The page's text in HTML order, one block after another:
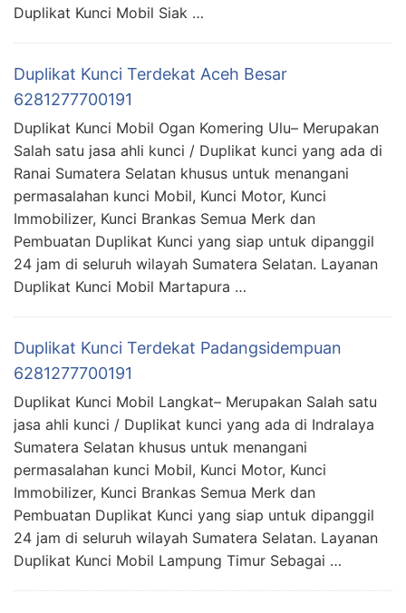
Duplikat Kunci Mobil Siak …
Duplikat Kunci Terdekat Aceh Besar
6281277700191
Duplikat Kunci Mobil Ogan Komering Ulu– Merupakan
Salah satu jasa ahli kunci / Duplikat kunci yang ada di
Ranai Sumatera Selatan khusus untuk menangani
permasalahan kunci Mobil, Kunci Motor, Kunci
Immobilizer, Kunci Brankas Semua Merk dan
Pembuatan Duplikat Kunci yang siap untuk dipanggil
24 jam di seluruh wilayah Sumatera Selatan. Layanan
Duplikat Kunci Mobil Martapura …
Duplikat Kunci Terdekat Padangsidempuan
6281277700191
Duplikat Kunci Mobil Langkat– Merupakan Salah satu
jasa ahli kunci / Duplikat kunci yang ada di Indralaya
Sumatera Selatan khusus untuk menangani
permasalahan kunci Mobil, Kunci Motor, Kunci
Immobilizer, Kunci Brankas Semua Merk dan
Pembuatan Duplikat Kunci yang siap untuk dipanggil
24 jam di seluruh wilayah Sumatera Selatan. Layanan
Duplikat Kunci Mobil Lampung Timur Sebagai …